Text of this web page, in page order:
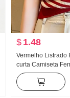
$ 1.48
Vermelho Listrado
curta Camiseta
Cores
Suéter de Malha
emagrecedor